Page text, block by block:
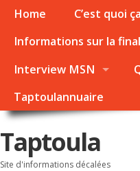
Home C’est quoi
Informations sur la
Interview MSN
Taptoulannuaire
Taptoula
Site d'informations décalées